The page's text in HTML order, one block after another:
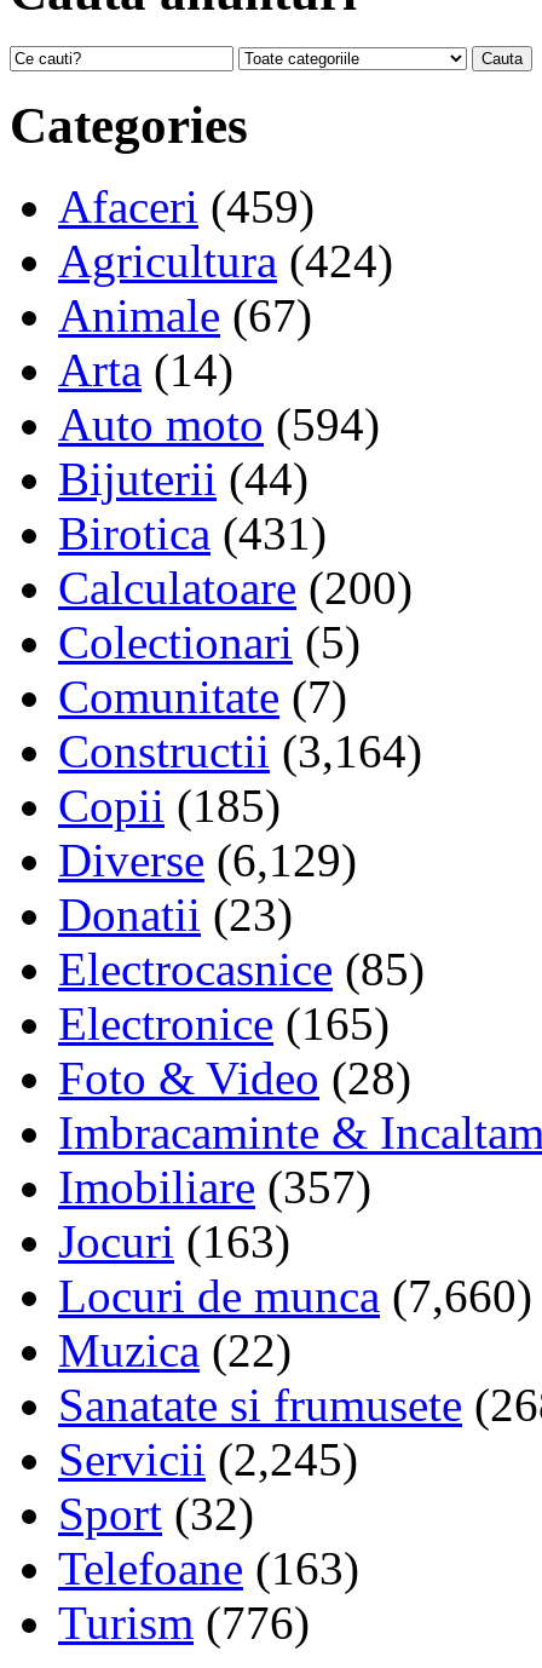
Categories
Afaceri (459)
Agricultura (424)
Animale (67)
Arta (14)
Auto moto (594)
Bijuterii (44)
Birotica (431)
Calculatoare (200)
Colectionari (5)
Comunitate (7)
Constructii (3,164)
Copii (185)
Diverse (6,129)
Donatii (23)
Electrocasnice (85)
Electronice (165)
Foto & Video (28)
Imbracaminte &
Imobiliare (357)
Jocuri (163)
Locuri de munca (7,660)
Muzica (22)
Sanatate si frumusete
Servicii (2,245)
Sport (32)
Telefoane (163)
Turism (776)